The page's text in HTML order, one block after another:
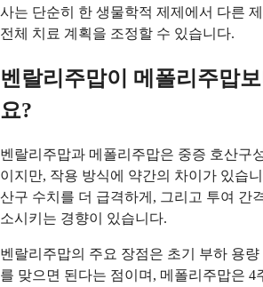
사는 단순히 한 생물학적 제제에서 다른
전체 치료 계획을 조정할 수 있습니다.
벤랄리주맙이 메폴리주맙
요?
벤랄리주맙과 메폴리주맙은 중증 호산구
이지만, 작용 방식에 약간의 차이가 있습
산구 수치를 더 급격하게, 그리고 투여 간
소시키는 경향이 있습니다.
벤랄리주맙의 주요 장점은 초기 부하 용
를 맞으면 된다는 점이며, 메폴리주맙은 4